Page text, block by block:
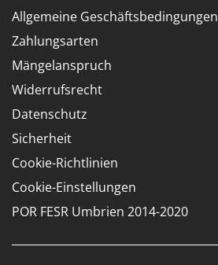
Allgemeine Geschäftsbedingungen
Zahlungsarten
Mängelanspruch
Widerrufsrecht
Datenschutz
Sicherheit
Cookie-Richtlinien
Cookie-Einstellungen
POR FESR Umbrien 2014-2020